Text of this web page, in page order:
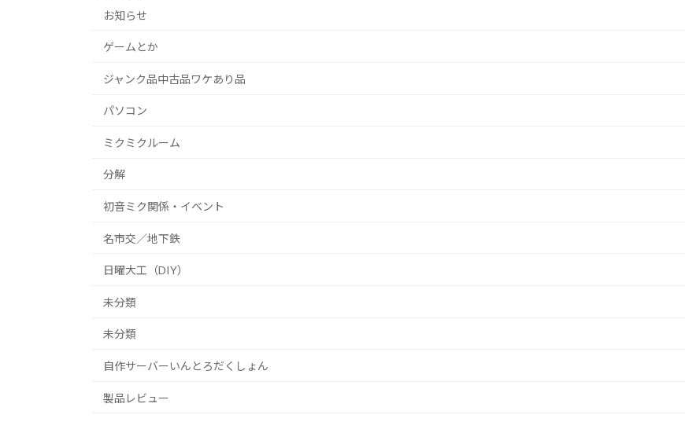
お知らせ
ゲームとか
ジャンク品中古品ワケあり品
パソコン
ミクミクルーム
分解
初音ミク関係・イベント
名市交／地下鉄
日曜大工（DIY）
未分類
未分類
自作サーバーいんとろだくしょん
製品レビュー